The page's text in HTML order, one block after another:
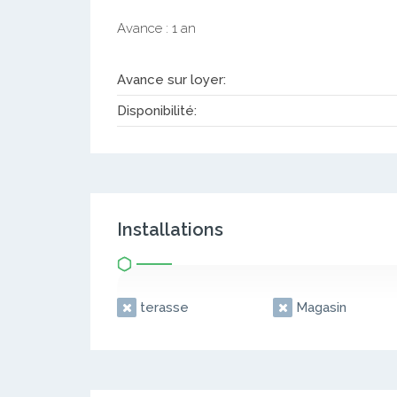
Avance : 1 an
Avance sur loyer:
Disponibilité:
Installations
terasse Magasin